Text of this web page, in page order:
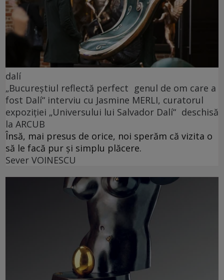
dalí
„Bucureștiul reflectă perfect genul de om care a
fost Dalí“ interviu cu Jasmine MERLI, curatorul
expoziției „Universului lui Salvador Dalí“ deschisă
la ARCUB
Însă, mai presus de orice, noi sperăm că vizita o
să le facă pur și simplu plăcere.
Sever VOINESCU